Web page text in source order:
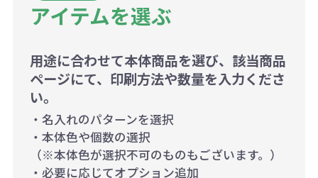
アイテムを選ぶ
用途に合わせて本体商品を選び、該当商品
ページにて、印刷方法や数量を入力くださ
い。
・名入れのパターンを選択
・本体色や個数の選択
（※本体色が選択不可のものもございます。）
・必要に応じてオプション追加